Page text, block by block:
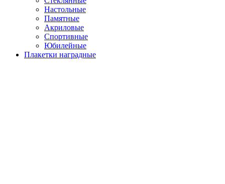
Настольные
Памятные
Акриловые
Спортивные
Юбилейные
Плакетки наградные